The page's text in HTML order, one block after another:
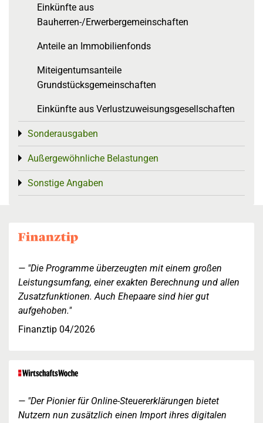
Einkünfte aus
Bauherren-/Erwerbergemeinschaften
Anteile an Immobilienfonds
Miteigentumsanteile
Grundstücksgemeinschaften
Einkünfte aus Verlustzuweisungsgesellschaften
Sonderausgaben
Toggle menu
Außergewöhnliche Belastungen
Toggle menu
Sonstige Angaben
Toggle menu
"Die Programme überzeugten mit einem großen
Leistungsumfang, einer exakten Berechnung und allen
Zusatzfunktionen. Auch Ehepaare sind hier gut
aufgehoben."
Finanztip 04/2026
"Der Pionier für Online-Steuererklärungen bietet
Nutzern nun zusätzlich einen Import ihres digitalen